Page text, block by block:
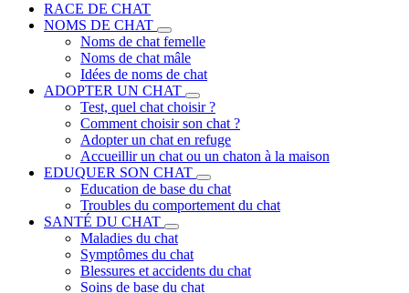
RACE DE CHAT
NOMS DE CHAT
Noms de chat femelle
Noms de chat mâle
Idées de noms de chat
ADOPTER UN CHAT
Test, quel chat choisir ?
Comment choisir son chat ?
Adopter un chat en refuge
Accueillir un chat ou un chaton à la maison
EDUQUER SON CHAT
Education de base du chat
Troubles du comportement du chat
SANTÉ DU CHAT
Maladies du chat
Symptômes du chat
Blessures et accidents du chat
Soins de base du chat